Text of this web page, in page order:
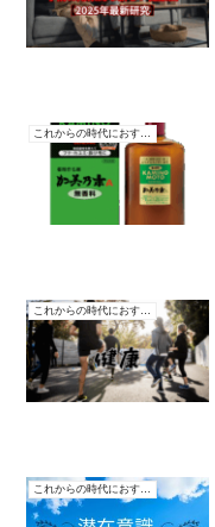
これからの時代におすすめ